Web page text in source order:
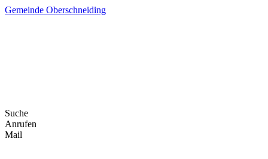
Skip
Gemeinde Oberschneiding
Suche
Anrufen
Mail